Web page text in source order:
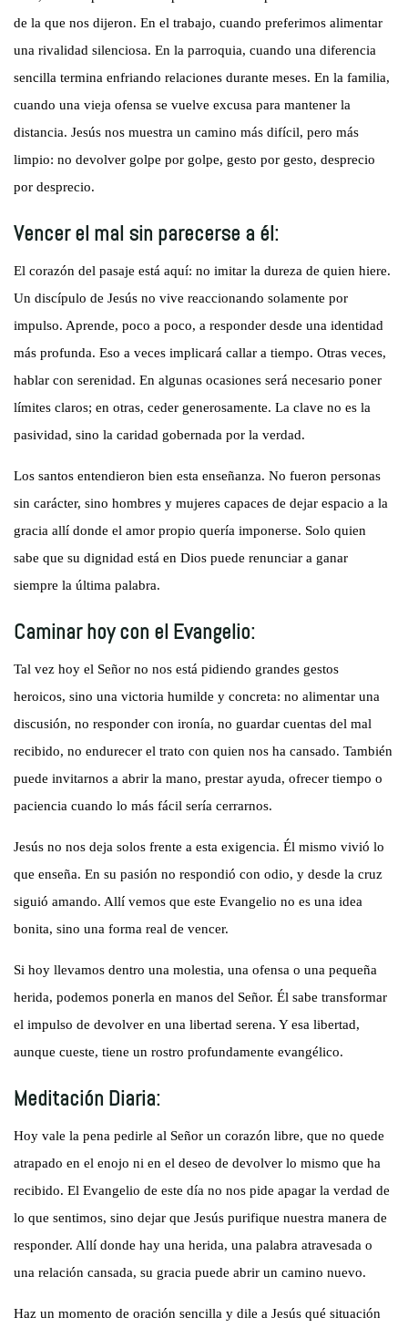
de la que nos dijeron. En el trabajo, cuando preferimos alimentar
una rivalidad silenciosa. En la parroquia, cuando una diferencia
sencilla termina enfriando relaciones durante meses. En la familia,
cuando una vieja ofensa se vuelve excusa para mantener la
distancia. Jesús nos muestra un camino más difícil, pero más
limpio: no devolver golpe por golpe, gesto por gesto, desprecio
por desprecio.
Vencer el mal sin parecerse a él:
El corazón del pasaje está aquí: no imitar la dureza de quien hiere.
Un discípulo de Jesús no vive reaccionando solamente por
impulso. Aprende, poco a poco, a responder desde una identidad
más profunda. Eso a veces implicará callar a tiempo. Otras veces,
hablar con serenidad. En algunas ocasiones será necesario poner
límites claros; en otras, ceder generosamente. La clave no es la
pasividad, sino la caridad gobernada por la verdad.
Los santos entendieron bien esta enseñanza. No fueron personas
sin carácter, sino hombres y mujeres capaces de dejar espacio a la
gracia allí donde el amor propio quería imponerse. Solo quien
sabe que su dignidad está en Dios puede renunciar a ganar
siempre la última palabra.
Caminar hoy con el Evangelio:
Tal vez hoy el Señor no nos está pidiendo grandes gestos
heroicos, sino una victoria humilde y concreta: no alimentar una
discusión, no responder con ironía, no guardar cuentas del mal
recibido, no endurecer el trato con quien nos ha cansado. También
puede invitarnos a abrir la mano, prestar ayuda, ofrecer tiempo o
paciencia cuando lo más fácil sería cerrarnos.
Jesús no nos deja solos frente a esta exigencia. Él mismo vivió lo
que enseña. En su pasión no respondió con odio, y desde la cruz
siguió amando. Allí vemos que este Evangelio no es una idea
bonita, sino una forma real de vencer.
Si hoy llevamos dentro una molestia, una ofensa o una pequeña
herida, podemos ponerla en manos del Señor. Él sabe transformar
el impulso de devolver en una libertad serena. Y esa libertad,
aunque cueste, tiene un rostro profundamente evangélico.
Meditación Diaria:
Hoy vale la pena pedirle al Señor un corazón libre, que no quede
atrapado en el enojo ni en el deseo de devolver lo mismo que ha
recibido. El Evangelio de este día no nos pide apagar la verdad de
lo que sentimos, sino dejar que Jesús purifique nuestra manera de
responder. Allí donde hay una herida, una palabra atravesada o
una relación cansada, su gracia puede abrir un camino nuevo.
Haz un momento de oración sencilla y dile a Jesús qué situación